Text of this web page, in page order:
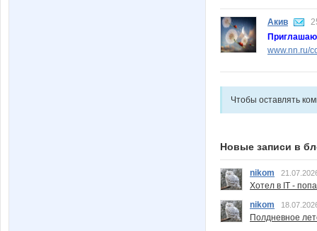
Акив
www.nn.ru/
Чтобы оставлять
Новые записи в
nikom
Хотел в IT -
nikom
Полдневное